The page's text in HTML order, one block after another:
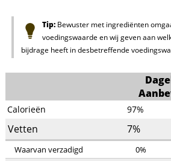
Tip:Bewuster met ingrediënten
voedingswaarde en wij geven aan
bijdrage heeft in desbetreffende
Calorieën 97%
Vetten 7%
Waarvan verzadigd 0%